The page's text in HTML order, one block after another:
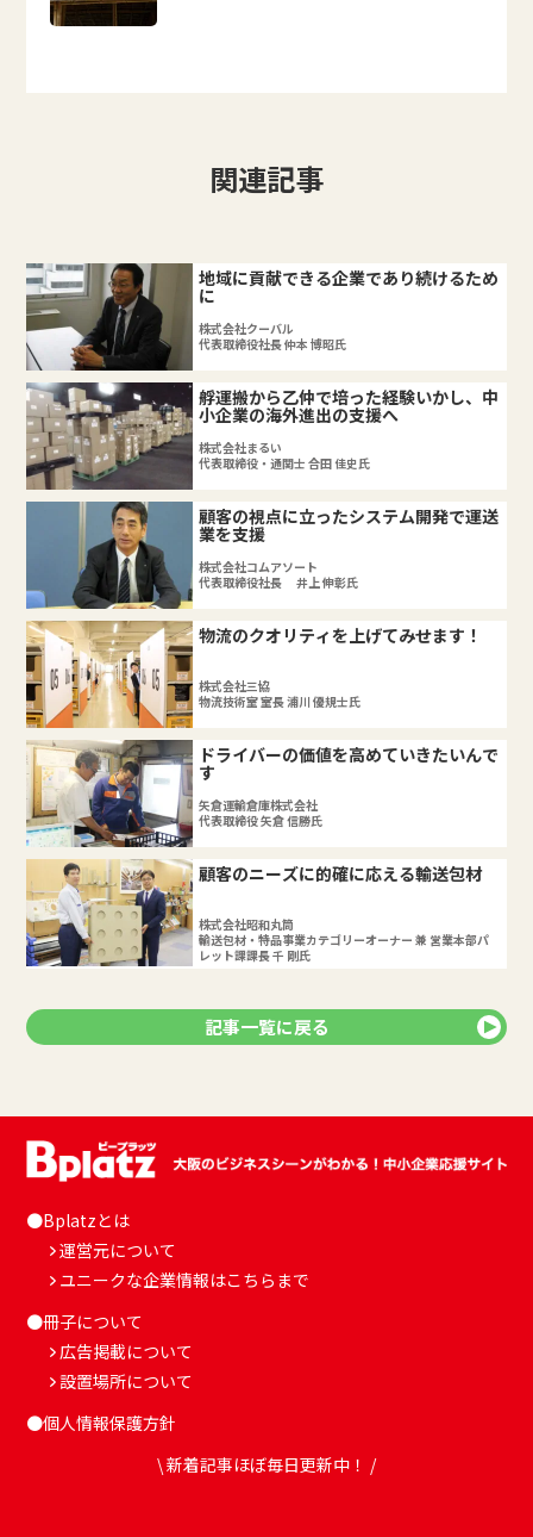
関連記事
地域に貢献できる企業であり続けるため
に
株式会社クーバル
代表取締役社長 仲本 博昭氏
艀運搬から乙仲で培った経験いかし、中
小企業の海外進出の支援へ
株式会社まるい
代表取締役・通関士 合田 佳史氏
顧客の視点に立ったシステム開発で運送
業を支援
株式会社コムアソート
代表取締役社長 井上 伸彰氏
物流のクオリティを上げてみせます！
株式会社三協
物流技術室 室長 浦川 優規士氏
ドライバーの価値を高めていきたいんで
す
矢倉運輸倉庫株式会社
代表取締役 矢倉 信勝氏
顧客のニーズに的確に応える輸送包材
株式会社昭和丸筒
輸送包材・特品事業カテゴリーオーナー 兼 営業本部パ
レット課課長 千 剛氏
記事一覧に戻る
●Bplatzとは
運営元について
ユニークな企業情報はこちらまで
●冊子について
広告掲載について
設置場所について
●個人情報保護方針
\ 新着記事ほぼ毎日更新中！ /